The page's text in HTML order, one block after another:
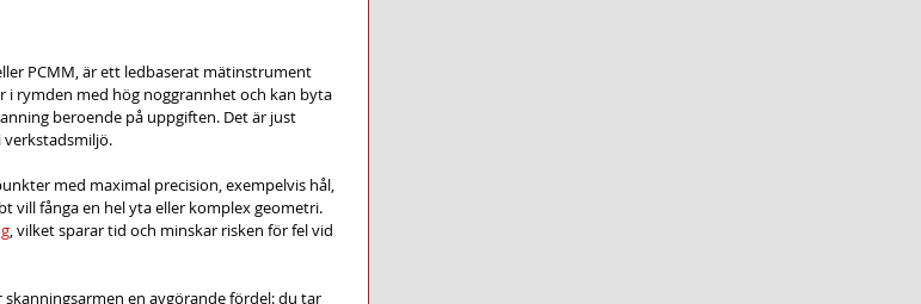
PCMM, är ett ledbaserat mätinstrument
rymden med hög noggrannhet och kan byta
beroende på uppgiften. Det är just
med maximal precision, exempelvis hål,
vill fånga en hel yta eller komplex geometri.
, vilket sparar tid och minskar risken för fel vid
en avgörande fördel: du tar